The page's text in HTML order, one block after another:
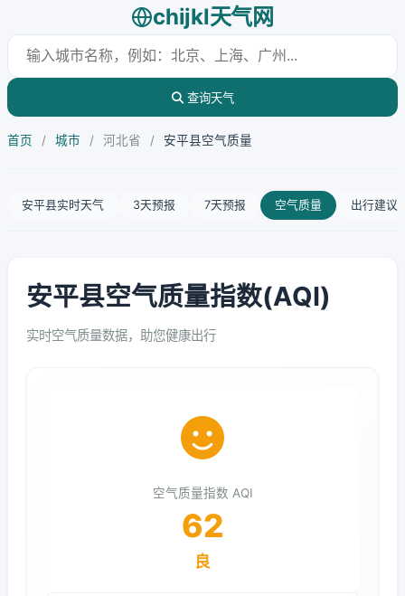
chijkl天气网
查询天气
首页 / 城市 / 河北省 / 安平县空气质量
安平县实时天气 3天预报 7天预报 空气质量 出行建议
安平县空气质量指数(AQI)
实时空气质量数据，助您健康出行
空气质量指数 AQI
62
良